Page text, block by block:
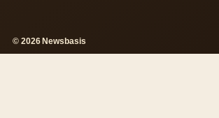
© 2026 Newsbasis